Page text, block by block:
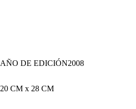
AÑO DE EDICIÓN2008
20 CM x 28 CM